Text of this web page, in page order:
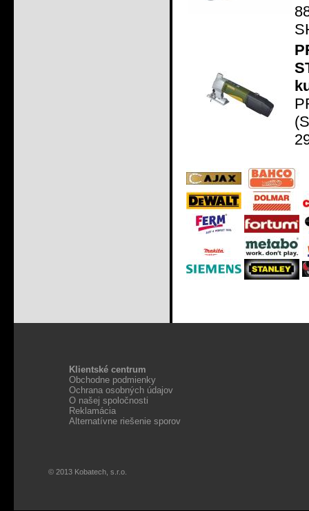
Klientské centrum
Obchodne podmienky
Ochrana osobných údajov
O našej spoločnosti
Reklamácia
Alternatívne riešenie sporov
© 2013 Kobatech, s.r.o.